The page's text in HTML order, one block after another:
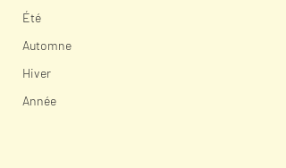
Été
Automne
Hiver
Année